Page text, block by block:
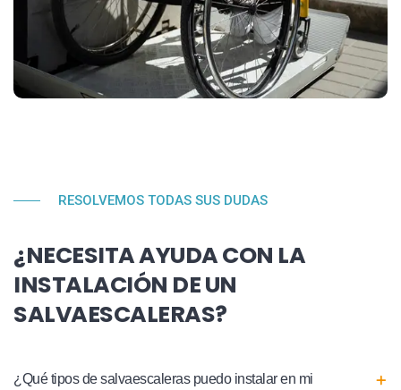
RESOLVEMOS TODAS SUS DUDAS
¿NECESITA AYUDA CON LA
INSTALACIÓN DE UN
SALVAESCALERAS?
¿Qué tipos de salvaescaleras puedo instalar en mi